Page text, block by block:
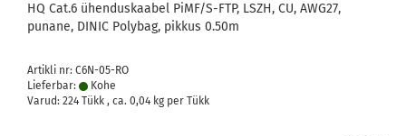
HQ Cat.6 ühenduskaabel PiMF/S-FTP, LSZH, CU, AWG27,
punane, DINIC Polybag, pikkus 0.50m
Artikli nr: C6N-05-RO
Lieferbar:
Kohe
Varud: 224 Tükk , ca. 0,04 kg per Tükk